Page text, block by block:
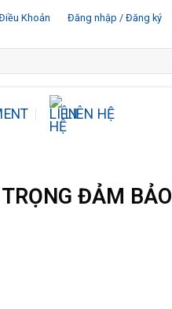
Khoản Đăng nhập / Đăng ký
LIÊN HỆ
ĐẢM